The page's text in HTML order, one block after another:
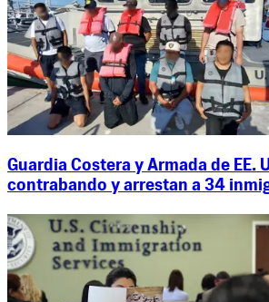
Guardia Costera y Armada de EE.
contrabando y arrestan a 34